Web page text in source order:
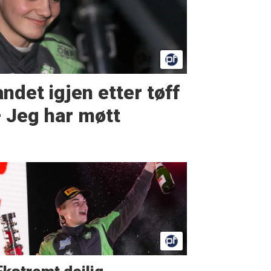
igjen etter tøff
har møtt